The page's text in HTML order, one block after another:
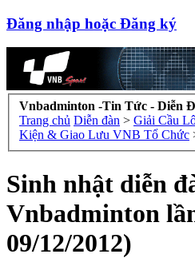
Đăng nhập hoặc Đăng ký
Vnbadminton -Tin Tức - Diễn
Trang chủ Diễn đàn > Giải Cầu
Kiện & Giao Lưu VNB Tổ Chức
Sinh nhật diễn
Vnbadminton
09/12/2012)